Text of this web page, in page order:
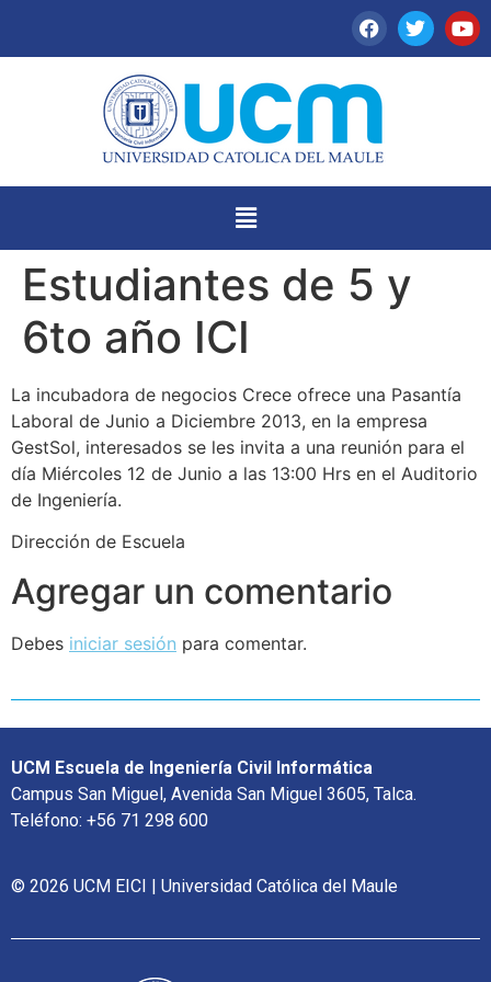
Estudiantes de 5 y
6to año ICI
La incubadora de negocios Crece ofrece una Pasantía
Laboral de Junio a Diciembre 2013, en la empresa
GestSol, interesados se les invita a una reunión para el
día Miércoles 12 de Junio a las 13:00 Hrs en el Auditorio
de Ingeniería.
Dirección de Escuela
Agregar un comentario
Debes iniciar sesión para comentar.
UCM Escuela de Ingeniería Civil Informática
Campus San Miguel, Avenida San Miguel 3605, Talca.
Teléfono: +56 71 298 600
© 2026 UCM EICI | Universidad Católica del Maule